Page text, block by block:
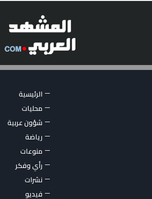
الرئيسية
محليات
شؤون عربية
رياضة
منوعات
رأي وفكر
نشرات
فيديو